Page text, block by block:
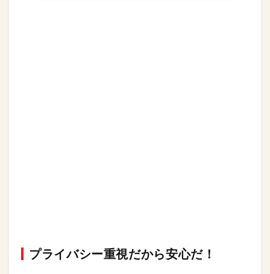
プライバシー重視だから安心だ！